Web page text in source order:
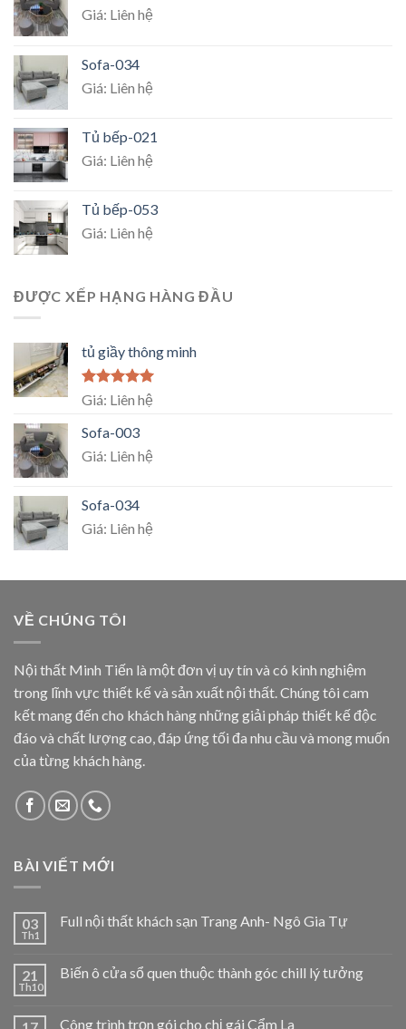
Giá: Liên hệ
Sofa-034
Giá: Liên hệ
Tủ bếp-021
Giá: Liên hệ
Tủ bếp-053
Giá: Liên hệ
ĐƯỢC XẾP HẠNG HÀNG ĐẦU
tủ giầy thông minh
Rated5.00
Giá: Liên hệ
Sofa-003
Giá: Liên hệ
Sofa-034
Giá: Liên hệ
VỀ CHÚNG TÔI
Nội thất Minh Tiến là một đơn vị uy tín và có kinh nghiệm
trong lĩnh vực thiết kế và sản xuất nội thất. Chúng tôi cam
kết mang đến cho khách hàng những giải pháp thiết kế độc
đáo và chất lượng cao, đáp ứng tối đa nhu cầu và mong muốn
của từng khách hàng.
BÀI VIẾT MỚI
03
Th1
Full nội thất khách sạn Trang Anh- Ngô Gia Tự
21
Th10
Biến ô cửa sổ quen thuộc thành góc chill lý tưởng
Công trình trọn gói cho chị gái Cẩm La